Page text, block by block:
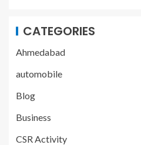
CATEGORIES
Ahmedabad
automobile
Blog
Business
CSR Activity